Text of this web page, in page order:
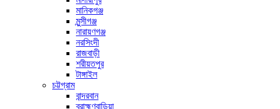
মানিকগঞ্জ
মুন্সীগঞ্জ
নারায়ণগঞ্জ
নরসিংদী
রাজবাড়ী
শরীয়তপুর
টাঙ্গাইল
চট্টগ্রাম
বান্দরবান
ব্রাহ্মণবাড়িয়া